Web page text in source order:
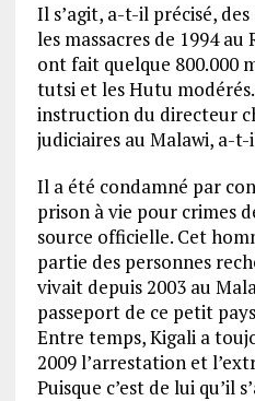
Il s’agit, a-t-il précisé,
les massacres de 1994 au
ont fait quelque 800.000
tutsi et les Hutu
instruction du directeur
judiciaires au Malawi, a-
Il a été condamné par
prison à vie pour crimes
source officielle. Cet
partie des personnes
vivait depuis 2003 au
passeport de ce petit
Entre temps, Kigali a
2009 l’arrestation et
Puisque c’est de lui qu’il